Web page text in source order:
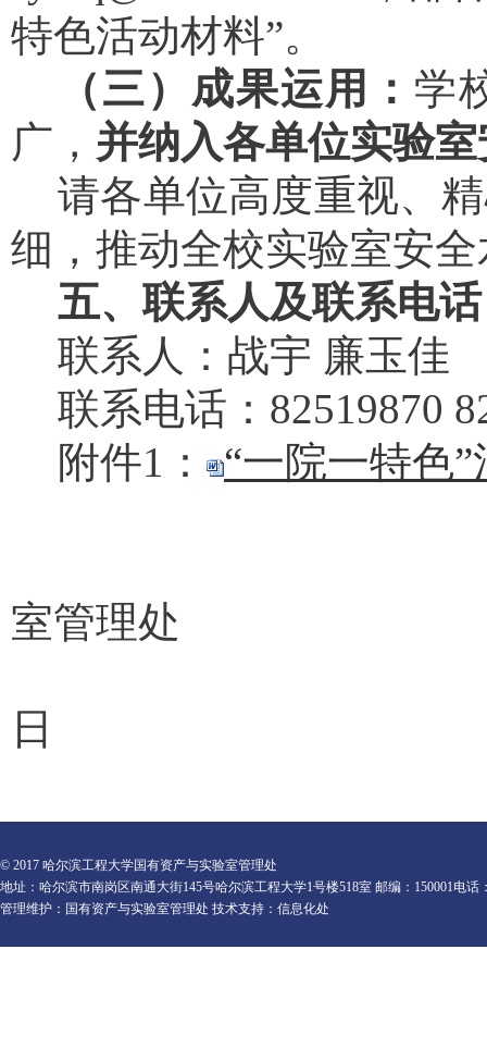
特色活动材料”。
（三）成果运用： 学
广， 并纳入各单位实验
请各单位高度重视、
细，推动全校实验室安
五、联系人及联系电话
联系人：战宇 廉玉佳
联系电话： 82519870
附件1： “一院一特色
室管理处
日
© 2017 哈尔滨工程大学国有资产与实验室管理处
地址：哈尔滨市南岗区南通大街145号哈尔滨工程大学1号楼518室 邮编：150001电话
管理维护：国有资产与实验室管理处 技术支持：信息化处